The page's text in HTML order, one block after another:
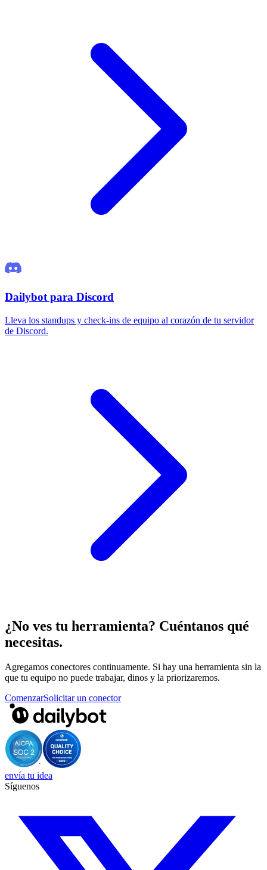
Dailybot para Discord
Lleva los standups y check-ins de equipo al corazón de tu servidor
de Discord.
¿No ves tu herramienta? Cuéntanos qué
necesitas.
Agregamos conectores continuamente. Si hay una herramienta sin la
que tu equipo no puede trabajar, dinos y la priorizaremos.
ComenzarSolicitar un conector
envía tu idea
Síguenos